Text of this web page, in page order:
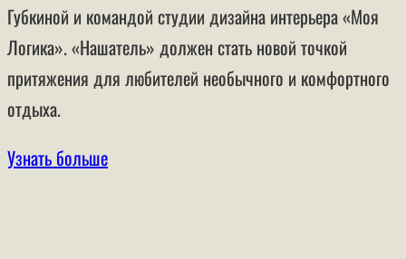
Губкиной и командой студии дизайна интерьера «Моя
Логика». «Нашатель» должен стать новой точкой
притяжения для любителей необычного и комфортного
отдыха.
Узнать больше